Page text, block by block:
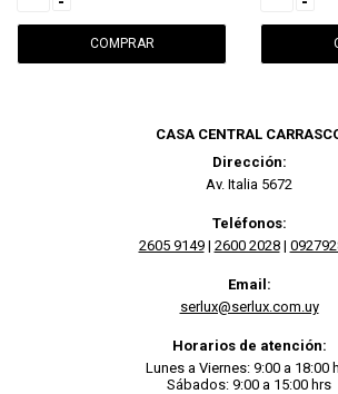
CASA CENTRAL
Dirección:
Av. Italia 5672
Teléfonos:
2605 9149| 2600 2028|
Email:
serlux@serlux.com.uy
Horarios de atención:
Lunes a Viernes: 9:00 a 18:00
Sábados: 9:00 a 15:00 hrs